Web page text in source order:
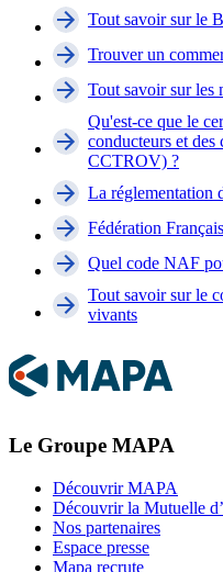
Tout savoir sur le
Trouver un
Tout savoir sur les
Qu'est-ce que le
conducteurs et
CCTROV) ?
La réglementation
Fédération
Quel code NAF
Tout savoir sur le
vivants
Le Groupe MAPA
Découvrir MAPA
Découvrir la Mutuelle
Nos partenaires
Espace presse
Mapa recrute